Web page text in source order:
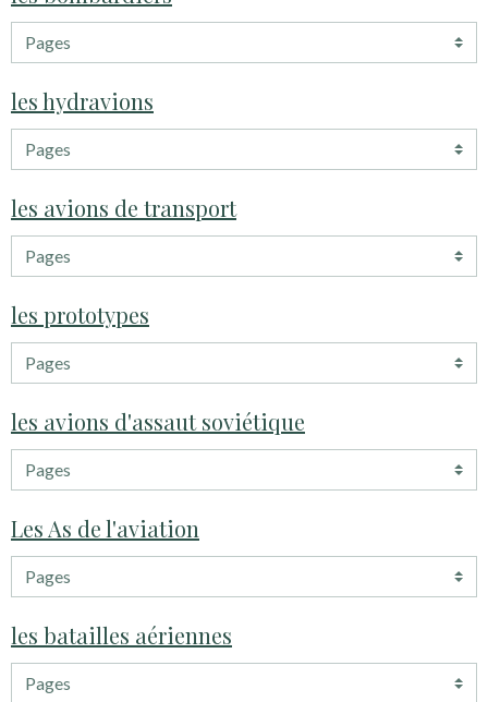
les hydravions
les avions de transport
les prototypes
les avions d'assaut soviétique
Les As de l'aviation
les batailles aériennes